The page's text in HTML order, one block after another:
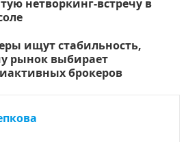
нетворкинг-встречу в
ищут стабильность,
рынок выбирает
брокеров